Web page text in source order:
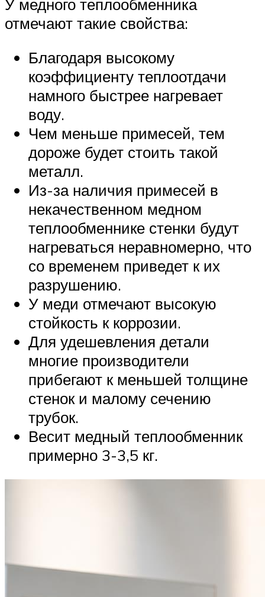
У медного теплообменника
отмечают такие свойства:
Благодаря высокому
коэффициенту теплоотдачи
намного быстрее нагревает
воду.
Чем меньше примесей, тем
дороже будет стоить такой
металл.
Из-за наличия примесей в
некачественном медном
теплообменнике стенки будут
нагреваться неравномерно, что
со временем приведет к их
разрушению.
У меди отмечают высокую
стойкость к коррозии.
Для удешевления детали
многие производители
прибегают к меньшей толщине
стенок и малому сечению
трубок.
Весит медный теплообменник
примерно 3-3,5 кг.